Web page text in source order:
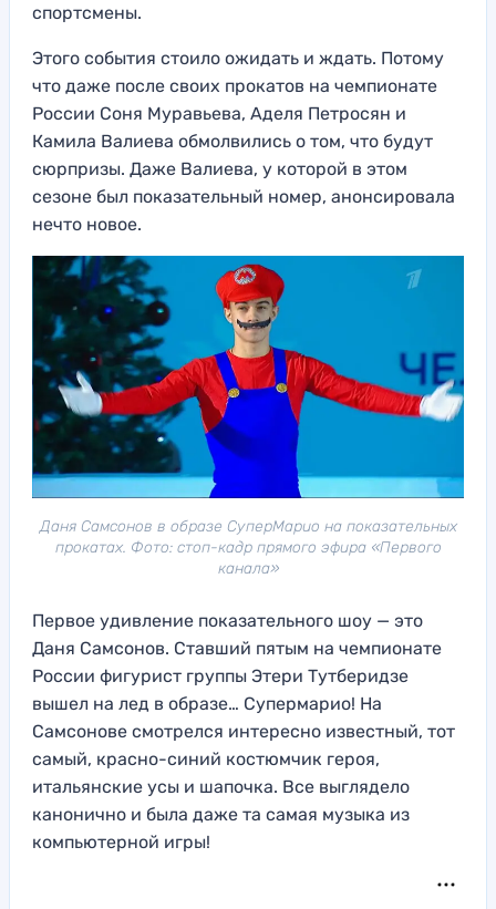
спортсмены.
Этого события стоило ожидать и ждать. Потому
что даже после своих прокатов на чемпионате
России Соня Муравьева, Аделя Петросян и
Камила Валиева обмолвились о том, что будут
сюрпризы. Даже Валиева, у которой в этом
сезоне был показательный номер, анонсировала
нечто новое.
Даня Самсонов в образе СуперМарио на показательных
прокатах. Фото: стоп-кадр прямого эфира «Первого
канала»
Первое удивление показательного шоу — это
Даня Самсонов. Ставший пятым на чемпионате
России фигурист группы Этери Тутберидзе
вышел на лед в образе… Супермарио! На
Самсонове смотрелся интересно известный, тот
самый, красно-синий костюмчик героя,
итальянские усы и шапочка. Все выглядело
канонично и была даже та самая музыка из
компьютерной игры!